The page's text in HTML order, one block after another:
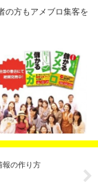
の方もアメブロ集客を
報の作り方
室
し